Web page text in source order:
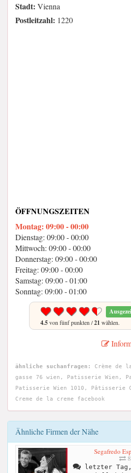
Stadt: Vienna
Postleitzahl: 1220
ÖFFNUNGSZEITEN
Montag: 09:00 - 00:00
Dienstag: 09:00 - 00:00
Mittwoch: 09:00 - 00:00
Donnerstag: 09:00 - 00:00
Freitag: 09:00 - 00:00
Samstag: 09:00 - 01:00
Sonntag: 09:00 - 01:00
4.5von fünf punkten /21 wählen.
ähnliche suchanfragen:
Crème de
gasse 76 wien, Patisserie Wien,
Patisserie Wien 1010, Pâtisserie
Creme de la creme facebook
Ähnliche Firmen der Nähe
Segafredo
letzter Tag,